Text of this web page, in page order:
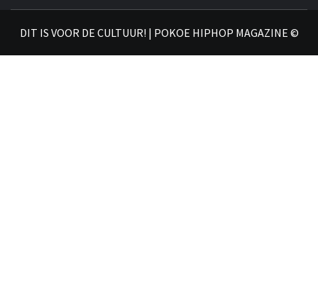
DIT IS VOOR DE CULTUUR! | POKOE HIPHOP MAGAZINE ©